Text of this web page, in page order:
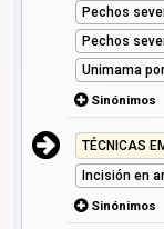
Pechos
Pechos
Unimama
Sinónimos
TÉCNICAS
Incisión en
Sinónimos